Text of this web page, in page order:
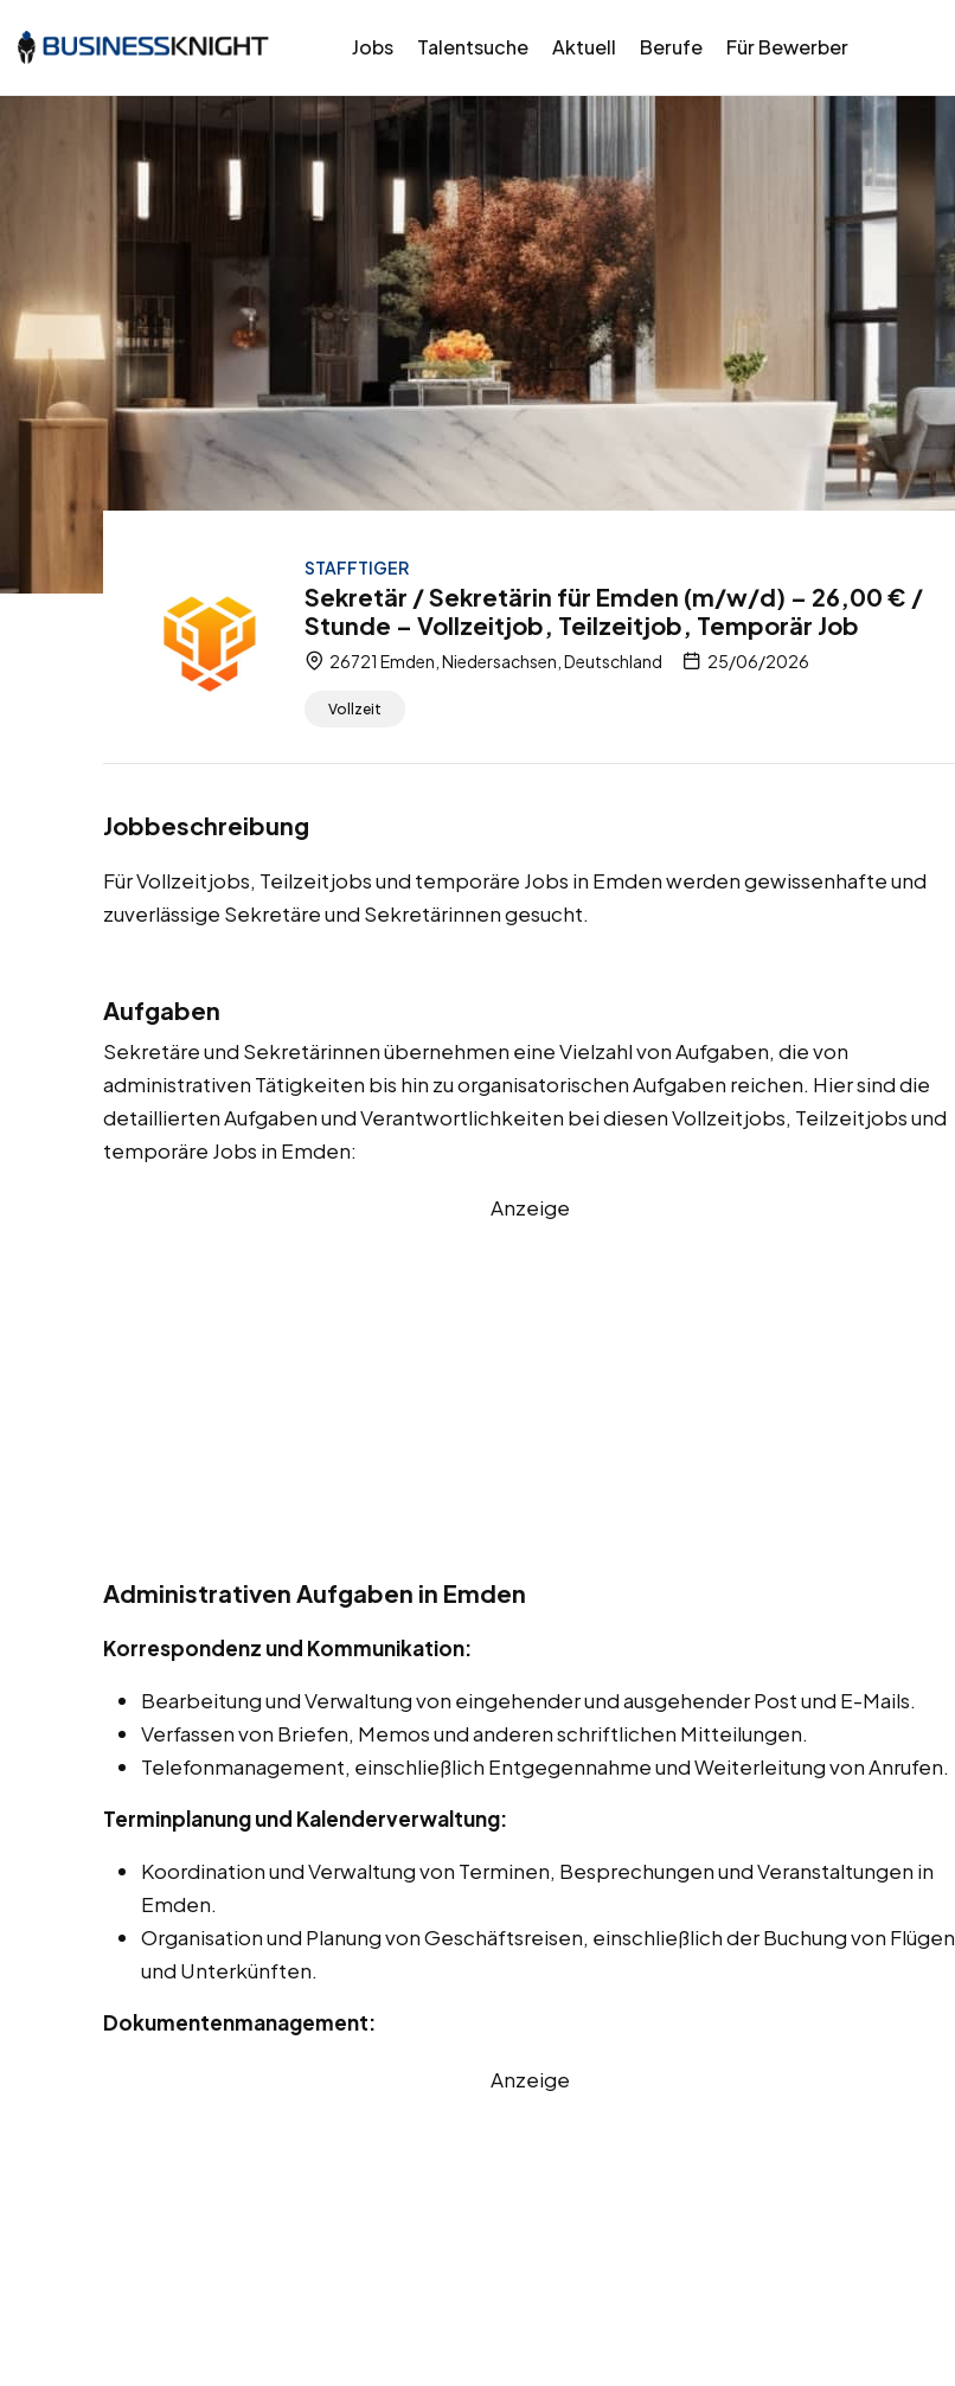
Jobs Talentsuche Aktuell Berufe Für Bewerber
STAFFTIGER
Sekretär / Sekretärin für Emden (m/w/d) – 26,00 € /
Stunde – Vollzeitjob, Teilzeitjob, Temporär Job
26721 Emden, Niedersachsen, Deutschland 25/06/2026
Vollzeit
Jobbeschreibung
Für Vollzeitjobs, Teilzeitjobs und temporäre Jobs in Emden werden gewissenhafte und
zuverlässige Sekretäre und Sekretärinnen gesucht.
Aufgaben
Sekretäre und Sekretärinnen übernehmen eine Vielzahl von Aufgaben, die von
administrativen Tätigkeiten bis hin zu organisatorischen Aufgaben reichen. Hier sind die
detaillierten Aufgaben und Verantwortlichkeiten bei diesen Vollzeitjobs, Teilzeitjobs und
temporäre Jobs in Emden:
Anzeige
Administrativen Aufgaben in Emden
Korrespondenz und Kommunikation:
Bearbeitung und Verwaltung von eingehender und ausgehender Post und E-Mails.
Verfassen von Briefen, Memos und anderen schriftlichen Mitteilungen.
Telefonmanagement, einschließlich Entgegennahme und Weiterleitung von Anrufen.
Terminplanung und Kalenderverwaltung:
Koordination und Verwaltung von Terminen, Besprechungen und Veranstaltungen in
Emden.
Organisation und Planung von Geschäftsreisen, einschließlich der Buchung von Flügen
und Unterkünften.
Dokumentenmanagement:
Anzeige